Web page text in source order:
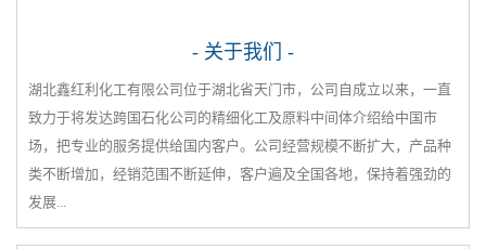
- 关于我们 -
湖北鑫红利化工有限公司位于湖北省天门市，公司自成立以来，一直
致力于将发达跨国石化公司的精细化工及原料中间体介绍给中国市
场，把专业的服务提供给国内客户。公司经营规模不断扩大，产品种
类不断增加，经销范围不断延伸，客户遍及全国各地，保持着强劲的
发展...